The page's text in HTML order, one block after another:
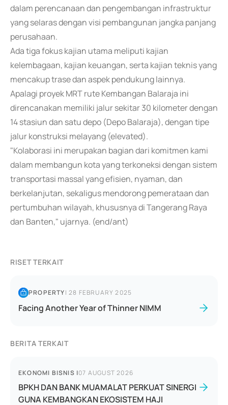
dalam perencanaan dan pengembangan infrastruktur
yang selaras dengan visi pembangunan jangka panjang
perusahaan.
Ada tiga fokus kajian utama meliputi kajian
kelembagaan, kajian keuangan, serta kajian teknis yang
mencakup trase dan aspek pendukung lainnya.
Apalagi proyek MRT rute Kembangan Balaraja ini
direncanakan memiliki jalur sekitar 30 kilometer dengan
14 stasiun dan satu depo (Depo Balaraja), dengan tipe
jalur konstruksi melayang (elevated).
"Kolaborasi ini merupakan bagian dari komitmen kami
dalam membangun kota yang terkoneksi dengan sistem
transportasi massal yang efisien, nyaman, dan
berkelanjutan, sekaligus mendorong pemerataan dan
pertumbuhan wilayah, khususnya di Tangerang Raya
dan Banten," ujarnya. (end/ant)
RISET TERKAIT
PROPERTY|28 FEBRUARY 2025
Facing Another Year of Thinner NIMM
BERITA TERKAIT
EKONOMI BISNIS |07 AUGUST 2026
BPKH DAN BANK MUAMALAT PERKUAT SINERGI
GUNA KEMBANGKAN EKOSISTEM HAJI